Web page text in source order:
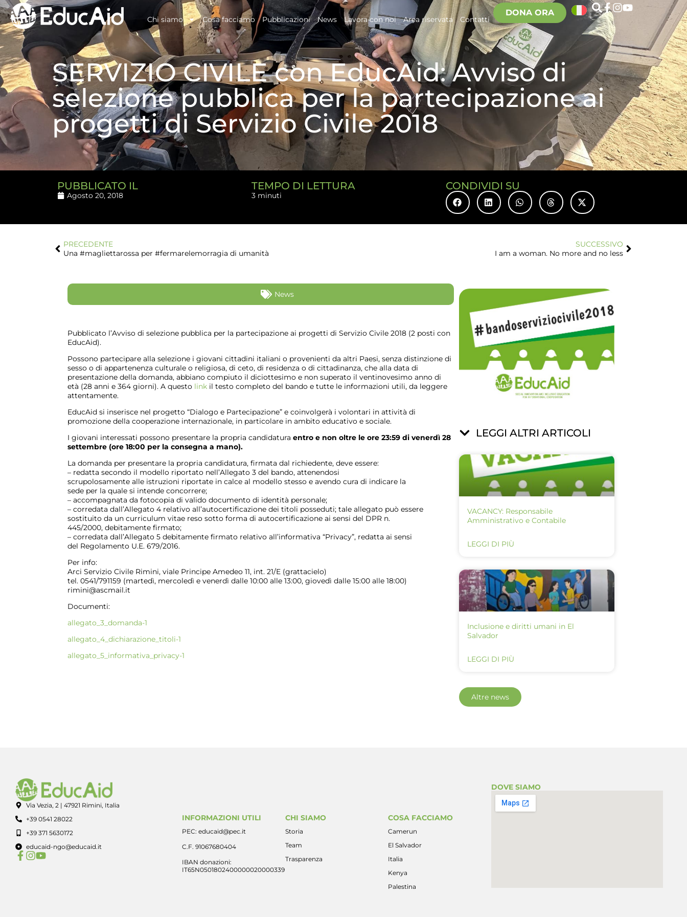
Chi siamo Cosa facciamo Pubblicazioni News Lavora con noi Area riservata Contatti
DONA ORA
SERVIZIO CIVILE con EducAid: Avviso di
selezione pubblica per la partecipazione ai
progetti di Servizio Civile 2018
PUBBLICATO IL
Agosto 20, 2018
TEMPO DI LETTURA
3 minuti
CONDIVIDI SU
PRECEDENTE
Una #magliettarossa per #fermarelemorragia di umanità
SUCCESSIVO
I am a woman. No more and no less
News
Pubblicato l’Avviso di selezione pubblica per la partecipazione ai progetti di Servizio Civile 2018 (2 posti con
EducAid).
Possono partecipare alla selezione i giovani cittadini italiani o provenienti da altri Paesi, senza distinzione di
sesso o di appartenenza culturale o religiosa, di ceto, di residenza o di cittadinanza, che alla data di
presentazione della domanda, abbiano compiuto il diciottesimo e non superato il ventinovesimo anno di
età (28 anni e 364 giorni). A questo link il testo completo del bando e tutte le informazioni utili, da leggere
attentamente.
EducAid si inserisce nel progetto “Dialogo e Partecipazione” e coinvolgerà i volontari in attività di
promozione della cooperazione internazionale, in particolare in ambito educativo e sociale.
I giovani interessati possono presentare la propria candidatura entro e non oltre le ore 23:59 di venerdì 28
settembre (ore 18:00 per la consegna a mano).
La domanda per presentare la propria candidatura, firmata dal richiedente, deve essere:
– redatta secondo il modello riportato nell’Allegato 3 del bando, attenendosi
scrupolosamente alle istruzioni riportate in calce al modello stesso e avendo cura di indicare la
sede per la quale si intende concorrere;
– accompagnata da fotocopia di valido documento di identità personale;
– corredata dall’Allegato 4 relativo all’autocertificazione dei titoli posseduti; tale allegato può essere
sostituito da un curriculum vitae reso sotto forma di autocertificazione ai sensi del DPR n.
445/2000, debitamente firmato;
– corredata dall’Allegato 5 debitamente firmato relativo all’informativa “Privacy”, redatta ai sensi
del Regolamento U.E. 679/2016.
Per info:
Arci Servizio Civile Rimini, viale Principe Amedeo 11, int. 21/E (grattacielo)
tel. 0541/791159 (martedì, mercoledì e venerdì dalle 10:00 alle 13:00, giovedì dalle 15:00 alle 18:00)
rimini@ascmail.it
Documenti:
allegato_3_domanda-1
allegato_4_dichiarazione_titoli-1
allegato_5_informativa_privacy-1
LEGGI ALTRI ARTICOLI
VACANCY: Responsabile
Amministrativo e Contabile
LEGGI DI PIÙ
Inclusione e diritti umani in El
Salvador
LEGGI DI PIÙ
Altre news
Via Vezia, 2 | 47921 Rimini, Italia
+39 0541 28022
+39 371 5630172
educaid-ngo@educaid.it
INFORMAZIONI UTILI
PEC: educaid@pec.it
C.F. 91067680404
IBAN donazioni:
IT65N0501802400000020000339
CHI SIAMO
Storia
Team
Trasparenza
COSA FACCIAMO
Camerun
El Salvador
Italia
Kenya
Palestina
DOVE SIAMO